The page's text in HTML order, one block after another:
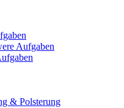
Aufgaben
& Polsterung